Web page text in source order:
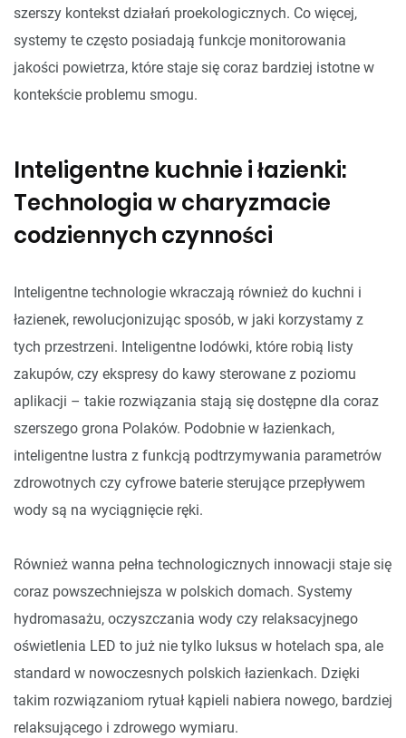
szerszy kontekst działań proekologicznych. Co więcej,
systemy te często posiadają funkcje monitorowania
jakości powietrza, które staje się coraz bardziej istotne w
kontekście problemu smogu.
Inteligentne kuchnie i łazienki:
Technologia w charyzmacie
codziennych czynności
Inteligentne technologie wkraczają również do kuchni i
łazienek, rewolucjonizując sposób, w jaki korzystamy z
tych przestrzeni. Inteligentne lodówki, które robią listy
zakupów, czy ekspresy do kawy sterowane z poziomu
aplikacji – takie rozwiązania stają się dostępne dla coraz
szerszego grona Polaków. Podobnie w łazienkach,
inteligentne lustra z funkcją podtrzymywania parametrów
zdrowotnych czy cyfrowe baterie sterujące przepływem
wody są na wyciągnięcie ręki.
Również wanna pełna technologicznych innowacji staje się
coraz powszechniejsza w polskich domach. Systemy
hydromasażu, oczyszczania wody czy relaksacyjnego
oświetlenia LED to już nie tylko luksus w hotelach spa, ale
standard w nowoczesnych polskich łazienkach. Dzięki
takim rozwiązaniom rytuał kąpieli nabiera nowego, bardziej
relaksującego i zdrowego wymiaru.